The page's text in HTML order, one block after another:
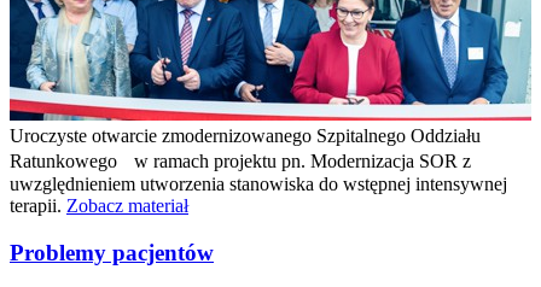
Uroczyste otwarcie zmodernizowanego Szpitalnego Oddziału
Ratunkowego w ramach projektu pn. Modernizacja SOR z
uwzględnieniem utworzenia stanowiska do wstępnej intensywnej
terapii. Zobacz materiał
Problemy pacjentów